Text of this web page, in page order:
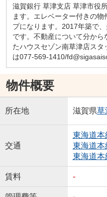
滋賀銀行 草津支店 草津市役
ます。エレベーター付きの
プになります。2017年築で
です。不動産について分か
たハウスセゾン南草津店ス
は077-569-1410/
物件概要
所在地 滋賀県草
交通
東海道本
東海道本
東海道本
賃料 -